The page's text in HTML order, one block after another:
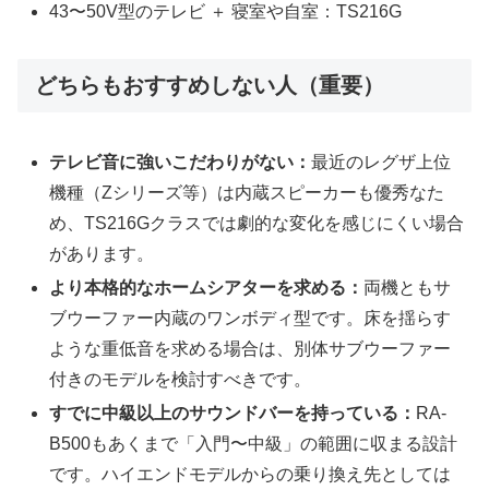
43〜50V型のテレビ ＋ 寝室や自室：TS216G
どちらもおすすめしない人（重要）
テレビ音に強いこだわりがない：最近のレグザ上位
機種（Zシリーズ等）は内蔵スピーカーも優秀なた
め、TS216Gクラスでは劇的な変化を感じにくい場合
があります。
より本格的なホームシアターを求める： 両機ともサ
ブウーファー内蔵のワンボディ型です。床を揺らす
ような重低音を求める場合は、別体サブウーファー
付きのモデルを検討すべきです。
すでに中級以上のサウンドバーを持っている： RA-
B500もあくまで「入門〜中級」の範囲に収まる設計
です。ハイエンドモデルからの乗り換え先としては